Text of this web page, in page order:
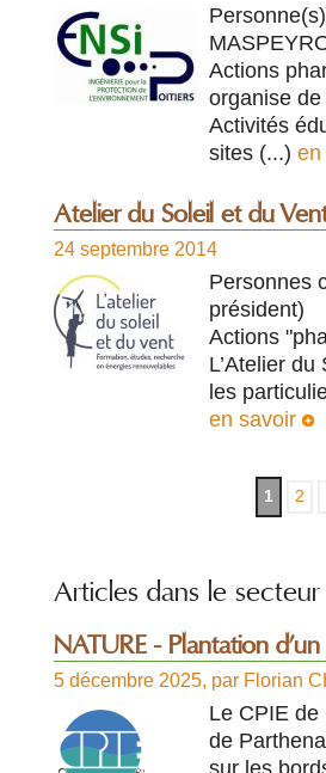
Actions
organise
Activités
sites (...)
Atelier du Soleil et du
24 septembre 2014
Personnes
président)
Actions
L’Atelier
les
en savoir
1 2
Articles dans le secteur
NATURE - Plantation
5 décembre 2025, par Florian
Le CPIE
de
sur les